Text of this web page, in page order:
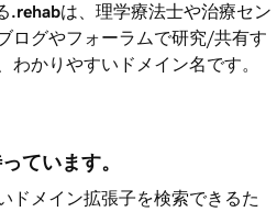
.rehabは、理学療法士や治療セン
ログやフォーラムで研究/共有す
わかりやすいドメイン名です。
ています。
ドメイン拡張子を検索できるた